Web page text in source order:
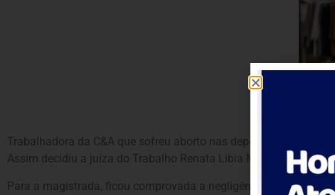
Trabalhadora da C&A que sofreu aborto nas dependências da
Assim decidiu a juíza do Trabalho Renata Libia Martinelli Silva
Para a magistrada, ficou comprovada a negligência da